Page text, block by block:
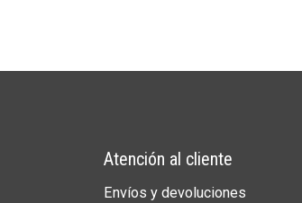
Atención al cliente
Envíos y devoluciones